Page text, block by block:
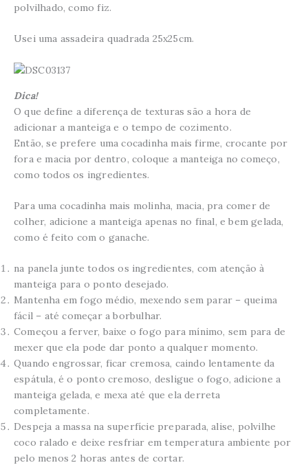
polvilhado, como fiz.
Usei uma assadeira quadrada 25x25cm.
Dica!
O que define a diferença de texturas são a hora de
adicionar a manteiga e o tempo de cozimento.
Então, se prefere uma cocadinha mais firme, crocante por
fora e macia por dentro, coloque a manteiga no começo,
como todos os ingredientes.
Para uma cocadinha mais molinha, macia, pra comer de
colher, adicione a manteiga apenas no final, e bem gelada,
como é feito com o ganache.
na panela junte todos os ingredientes, com atenção à
manteiga para o ponto desejado.
Mantenha em fogo médio, mexendo sem parar – queima
fácil – até começar a borbulhar.
Começou a ferver, baixe o fogo para mínimo, sem para de
mexer que ela pode dar ponto a qualquer momento.
Quando engrossar, ficar cremosa, caindo lentamente da
espátula, é o ponto cremoso, desligue o fogo, adicione a
manteiga gelada, e mexa até que ela derreta
completamente.
Despeja a massa na superfície preparada, alise, polvilhe
coco ralado e deixe resfriar em temperatura ambiente por
pelo menos 2 horas antes de cortar.